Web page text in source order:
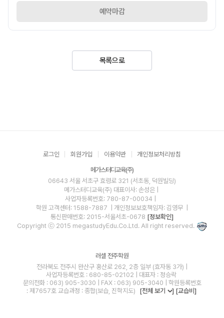
예약마감
목록으로
로그인 회원가입 이용약관 개인정보처리방침
메가스터디교육(주)
06643 서울 서초구 효령로 321 (서초동, 덕원빌딩)
메가스터디교육(주) 대표이사: 손성은 |
사업자등록번호: 780-87-00034
학원 고객센터: 1588-7887
| 개인정보보호책임자: 김영무
통신판매번호: 2015-서울서초-0678 [정보확인]
Copyright ⓒ 2015 megastudyEdu.Co.Ltd. All right reserved.
러셀 전주학원
전라북도 전주시 완산구 홍산로 262, 2층 일부 (효자동 3가) |
사업자등록번호 : 680-85-02102 | 대표자 : 정승락
문의전화 : 063) 905-3030 | FAX : 063) 905-3040 | 학원등록번호
: 제7657호 교습과정 : 종합(보습, 진학지도)
[전체 보기 ] [교습비]